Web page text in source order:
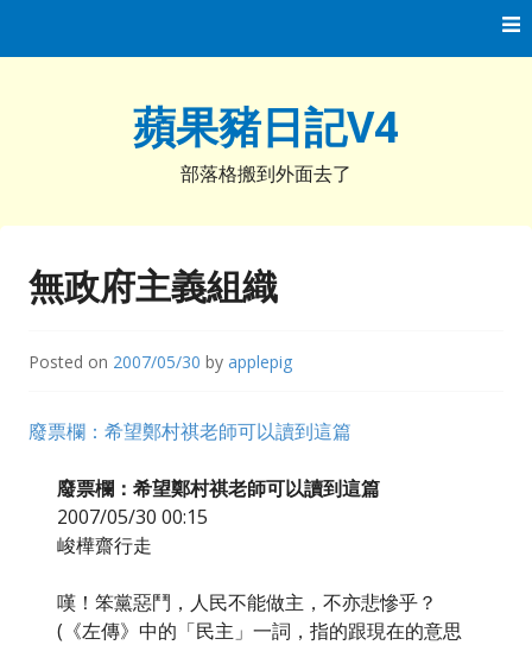
蘋果豬日記V4
部落格搬到外面去了
無政府主義組織
Posted on 2007/05/30 by applepig
廢票欄：希望鄭村祺老師可以讀到這篇
廢票欄：希望鄭村祺老師可以讀到這篇
2007/05/30 00:15
峻樺齋行走
嘆！笨黨惡鬥，人民不能做主，不亦悲慘乎？
(《左傳》中的「民主」一詞，指的跟現在的意思